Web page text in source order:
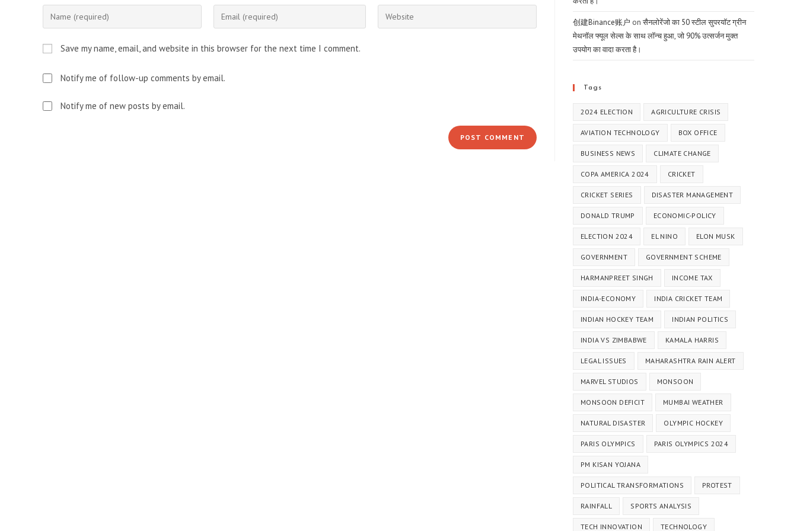
Enter
your
or
to
comment
Enter
your
Enter
your
Save my name, email, and website in this browser for the next time I comment.
Notify me of follow-up comments by email.
Notify me of new posts by email.
创建Binance账户 onसैनलोरेंजो का 50 स्टील सुपरयॉट ग्रीन
मेथनॉल फ्यूल सेल्स के साथ लॉन्च हुआ, जो 90% उत्सर्जन मुक्त
उपयोग का वादा करता है।
Tags
2024 ELECTION AGRICULTURE CRISIS
AVIATION TECHNOLOGY BOX OFFICE
BUSINESS NEWS CLIMATE CHANGE
COPA AMERICA 2024 CRICKET
CRICKET SERIES DISASTER MANAGEMENT
DONALD TRUMP ECONOMIC-POLICY
ELECTION 2024 EL NINO ELON MUSK
GOVERNMENT GOVERNMENT SCHEME
HARMANPREET SINGH INCOME TAX
INDIA-ECONOMY INDIA CRICKET TEAM
INDIAN HOCKEY TEAM INDIAN POLITICS
INDIA VS ZIMBABWE KAMALA HARRIS
LEGAL ISSUES MAHARASHTRA RAIN ALERT
MARVEL STUDIOS MONSOON
MONSOON DEFICIT MUMBAI WEATHER
NATURAL DISASTER OLYMPIC HOCKEY
PARIS OLYMPICS PARIS OLYMPICS 2024
PM KISAN YOJANA
POLITICAL TRANSFORMATIONS PROTEST
RAINFALL SPORTS ANALYSIS
TECH INNOVATION TECHNOLOGY